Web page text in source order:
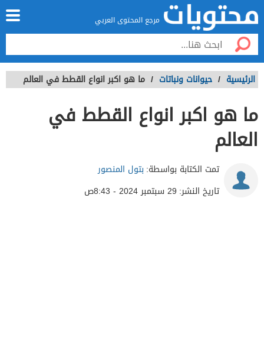
مرجع المحتوى العربي
الرئيسية / حيوانات ونباتات / ما هو اكبر انواع القطط في العالم
ما هو اكبر انواع القطط في
العالم
تمت الكتابة بواسطة: بتول المنصور
تاريخ النشر: 29 سبتمبر 2024 - 8:43ص